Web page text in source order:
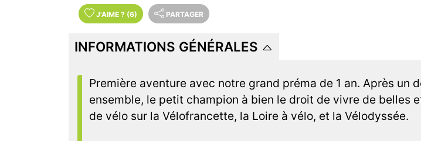
J'AIME ? (6) PARTAGER
INFORMATIONS GÉNÉRALES
Première aventure avec notre grand préma de 1 an. Après
ensemble, le petit champion à bien le droit de vivre de belles
de vélo sur la Vélofrancette, la Loire à vélo, et la Vélodyssée.